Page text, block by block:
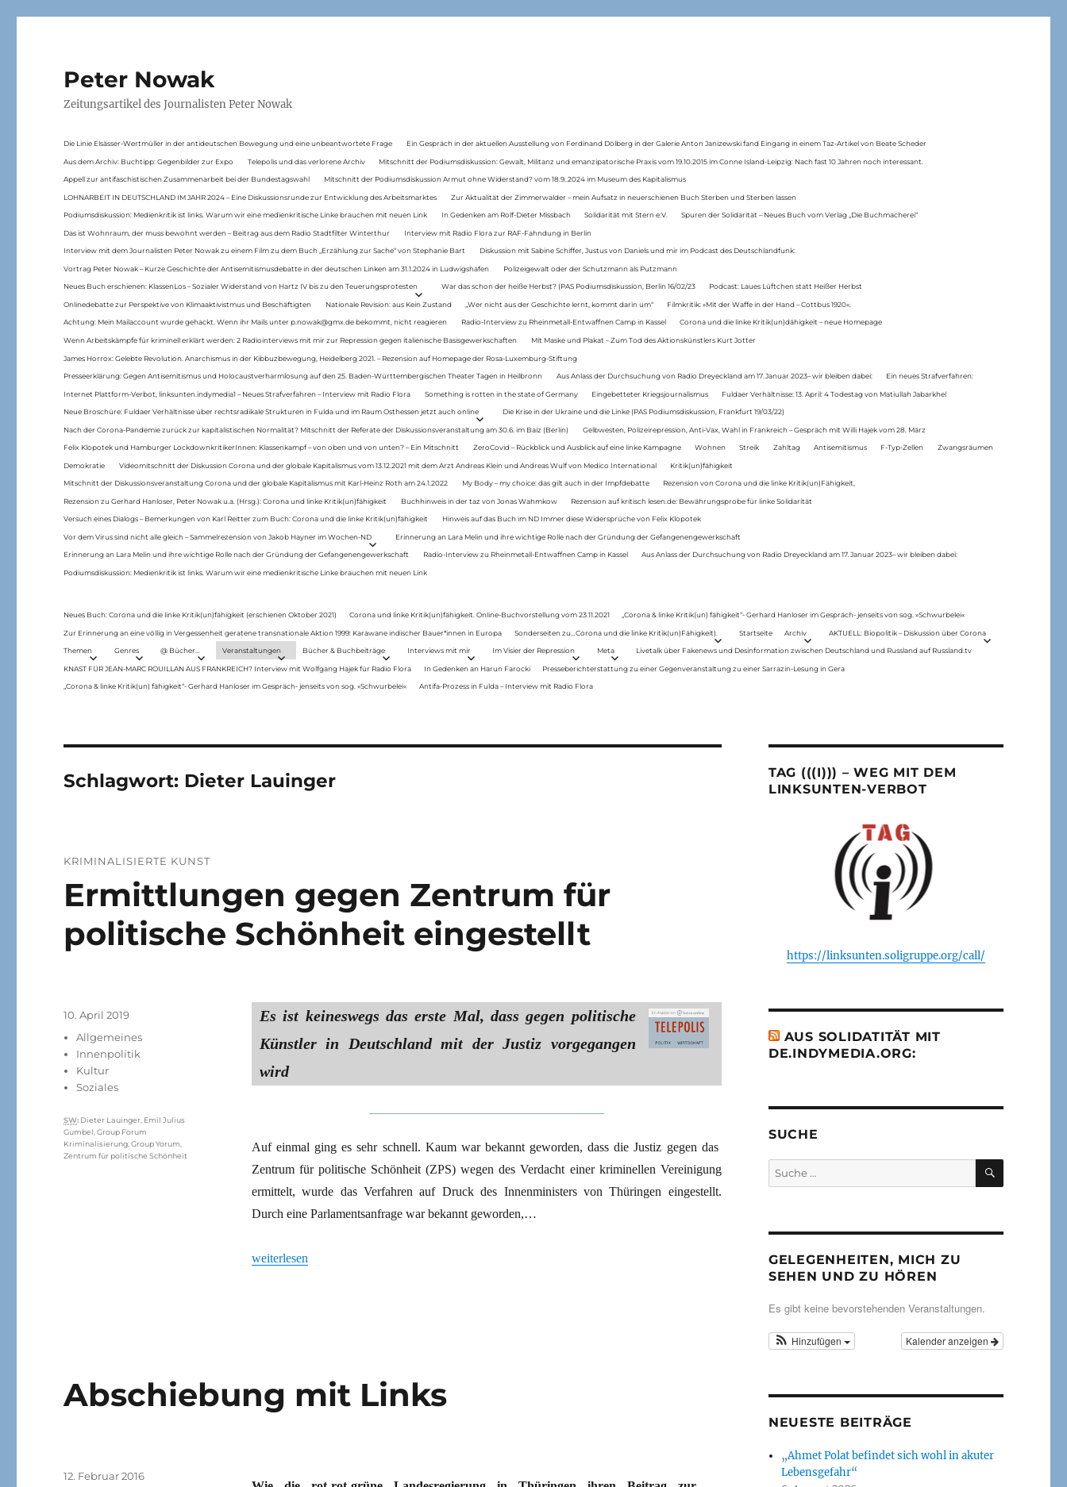
Peter Nowak
Zeitungsartikel des Journalisten Peter Nowak
Die Linie Elsässer-Wertmüller in der antideutschen Bewegung und eine unbeantwortete Frage Ein Gespräch in der aktuellen Ausstellung von Ferdinand Dölberg in der Galerie Anton Janizewski fand Eingang in einem Taz-Artikel von Beate Scheder
Aus dem Archiv: Buchtipp: Gegenbilder zur Expo Telepolis und das verlorene Archiv Mitschnitt der Podiumsdiskussion: Gewalt, Militanz und emanzipatorische Praxis vom 19.10.2015 im Conne Island-Leipzig: Nach fast 10 Jahren noch interessant.
Appell zur antifaschistischen Zusammenarbeit bei der Bundestagswahl Mitschnitt der Podiumsdiskussion Armut ohne Widerstand? vom 18.9..2024 im Museum des Kapitalismus
LOHNARBEIT IN DEUTSCHLAND IM JAHR 2024 – Eine Diskussionsrunde zur Entwicklung des Arbeitsmarktes Zur Aktualität der Zimmerwalder – mein Aufsatz in neuerschienen Buch Sterben und Sterben lassen
Podiumsdiskussion: Medienkritik ist links. Warum wir eine medienkritische Linke brauchen mit neuen Link In Gedenken am Rolf-Dieter Missbach Solidarität mit Stern e.V. Spuren der Solidarität – Neues Buch vom Verlag „Die Buchmacherei“
Das ist Wohnraum, der muss bewohnt werden – Beitrag aus dem Radio Stadtfilter Winterthur Interview mit Radio Flora zur RAF-Fahndung in Berlin
Interview mit dem Journalisten Peter Nowak zu einem Film zu dem Buch „Erzählung zur Sache“ von Stephanie Bart Diskussion mit Sabine Schiffer, Justus von Daniels und mir im Podcast des Deutschlandfunk:
Vortrag Peter Nowak – Kurze Geschichte der Antisemitismusdebatte in der deutschen Linken am 31.1.2024 in Ludwigshafen Polizeigewalt oder der Schutzmann als Putzmann
Neues Buch erschienen: KlassenLos – Sozialer Widerstand von Hartz IV bis zu den Teuerungsprotesten War das schon der heiße Herbst? (PAS Podiumsdiskussion, Berlin 16/02/23 Podcast: Laues Lüftchen statt Heißer Herbst
Onlinedebatte zur Perspektive von Klimaaktivistmus und Beschäftigten Nationale Revision: aus Kein Zustand „Wer nicht aus der Geschichte lernt, kommt darin um“ Filmkritik: »Mit der Waffe in der Hand – Cottbus 1920«.
Achtung: Mein Mailaccount wurde gehackt. Wenn ihr Mails unter p.nowak@gmx.de bekommt, nicht reagieren Radio-Interview zu Rheinmetall-Entwaffnen Camp in Kassel Corona und die linke Kritik(un)dähigkeit – neue Homepage
Wenn Arbeitskämpfe für kriminell erklärt werden: 2 Radiointerviews mit mir zur Repression gegen italienische Basisgewerkschaften Mit Maske und Plakat – Zum Tod des Aktionskünstlers Kurt Jotter
James Horrox: Gelebte Revolution. Anarchismus in der Kibbuzbewegung, Heidelberg 2021. – Rezension auf Homepage der Rosa-Luxemburg-Stiftung
Presseerklärung: Gegen Antisemitismus und Holocaustverharmlosung auf den 25. Baden-Württembergischen Theater Tagen in Heilbronn Aus Anlass der Durchsuchung von Radio Dreyeckland am 17.Januar 2023– wir bleiben dabei: Ein neues Strafverfahren:
Internet Plattform-Verbot, linksunten.indymedia1 – Neues Strafverfahren – Interview mit Radio Flora Something is rotten in the state of Germany Eingebetteter Kriegsjournalismus Fuldaer Verhältnisse: 13. April: 4 Todestag von Matiul­lah Jabarkhel
Neue Broschüre: Fuldaer Verhältnisse über rechtsradikale Strukturen in Fulda und im Raum Osthessen jetzt auch online Die Krise in der Ukraine und die Linke (PAS Podiumsdiskussion, Frankfurt 19/03/22)
Nach der Corona-Pandemie zurück zur kapitalistischen Normalität? Mitschnitt der Referate der Diskussionsveranstaltung am 30.6. im Baiz (Berlin) Gelbwesten, Polizeirepression, Anti-Vax, Wahl in Frankreich – Gespräch mit Willi Hajek vom 28. März
Felix Klopotek und Hamburger LockdownkritikerInnen: Klassenkampf – von oben und von unten? – Ein Mitschnitt ZeroCovid – Rückblick und Ausblick auf eine linke Kampagne Wohnen Streik Zahltag Antisemitismus F-Typ-Zellen Zwangsräumen
Demokratie Videomitschnitt der Diskussion Corona und der globale Kapitalismus vom 13.12.2021 mit dem Arzt Andreas Klein und Andreas Wulf von Medico International Kritik(un)fähigkeit
Mitschnitt der Diskussionsveranstaltung Corona und der globale Kapitalismus mit Karl-Heinz Roth am 24.1.2022 My Body – my choice: das gilt auch in der Impfdebatte Rezension von Corona und die linke Kritik(un)Fähigkeit,
Rezension zu Gerhard Hanloser, Peter Nowak u.a. (Hrsg.): Corona und linke Kritik(un)fähigkeit Buchhinweis in der taz von Jonas Wahmkow Rezension auf kritisch lesen.de: Bewährungsprobe für linke Solidarität
Versuch eines Dialogs – Bemerkungen von Karl Reitter zum Buch: Corona und die linke Kritik(un)fähigkeit Hinweis auf das Buch im ND Immer diese Widersprüche von Felix Klopotek
Vor dem Virus sind nicht alle gleich – Sammelrezension von Jakob Hayner im Wochen-ND Erinnerung an Lara Melin und ihre wichtige Rolle nach der Gründung der Gefangenengewerkschaft
Erinnerung an Lara Melin und ihre wichtige Rolle nach der Gründung der Gefangenengewerkschaft Radio-Interview zu Rheinmetall-Entwaffnen Camp in Kassel Aus Anlass der Durchsuchung von Radio Dreyeckland am 17.Januar 2023– wir bleiben dabei:
Podiumsdiskussion: Medienkritik ist links. Warum wir eine medienkritische Linke brauchen mit neuen Link
Neues Buch: Corona und die linke Kritik(un)fähigkeit (erschienen Oktober 2021) Corona und linke Kritik(un)fähigkeit. Online-Buchvorstellung vom 23.11.2021 „Corona & linke Kritik(un) fähigkeit“- Gerhard Hanloser im Gespräch- jenseits von sog. »Schwurbelei«
Zur Erinnerung an eine völlig in Vergessenheit geratene transnationale Aktion 1999: Karawane indischer Bauer*innen in Europa Sonderseiten zu…Corona und die linke Kritik(un)Fähigkeit). Startseite Archiv AKTUELL: Biopolitik – Diskussion über Corona
Themen Genres @ Bücher… Veranstaltungen Bücher & Buchbeiträge Interviews mit mir Im Visier der Repression Meta Livetalk über Fakenews und Desinformation zwischen Deutschland und Russland auf Russland.tv
KNAST FÜR JEAN-MARC ROUILLAN AUS FRANKREICH? Interview mit Wolfgang Hajek für Radio Flora In Gedenken an Harun Farocki Presseberichterstattung zu einer Gegenveranstaltung zu einer Sarrazin-Lesung in Gera
„Corona & linke Kritik(un) fähigkeit“- Gerhard Hanloser im Gespräch- jenseits von sog. »Schwurbelei« Antifa-Prozess in Fulda – Interview mit Radio Flora
Schlagwort: Dieter Lauinger
KRIMINALISIERTE KUNST
Ermittlungen gegen Zentrum für
politische Schönheit eingestellt
Es ist keineswegs das erste Mal, dass gegen politische
Künstler in Deutschland mit der Justiz vorgegangen
wird
Auf einmal ging es sehr schnell. Kaum war bekannt geworden, dass die Justiz gegen das
Zentrum für politische Schönheit (ZPS) wegen des Verdacht einer kriminellen Vereinigung
ermittelt, wurde das Verfahren auf Druck des Innenministers von Thüringen eingestellt.
Durch eine Parlamentsanfrage war bekannt geworden,…
„Ermittlungen gegen Zentrum für politische Schönheit eingestellt“
weiterlesen
Veröffentlicht
10. April 2019
Kategorien
Allgemeines
Innenpolitik
Kultur
Soziales
Schlagwörter
SW: Dieter Lauinger Emil Julius
Gumbel ,Group Forum
Kriminalisierung ,Group Yorum
Zentrum für politische Schönheit
Abschiebung mit Links
Veröffentlicht
12. Februar 2016
TAG (((I))) – WEG MIT DEM
LINKSUNTEN-VERBOT
https://linksunten.soligruppe.org/call/
AUS SOLIDATITÄT MIT
DE.INDYMEDIA.ORG:
SUCHE
Suche
nach:
SUCHEN
GELEGENHEITEN, MICH ZU
SEHEN UND ZU HÖREN
Es gibt keine bevorstehenden Veranstaltungen.
Kalender anzeigen
Hinzufügen
NEUESTE BEITRÄGE
„Ahmet Polat befindet sich wohl in akuter
Lebensgefahr“